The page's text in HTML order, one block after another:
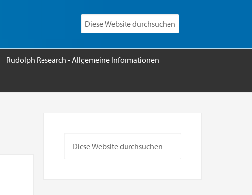
Rudolph Research - Allgemeine Informationen